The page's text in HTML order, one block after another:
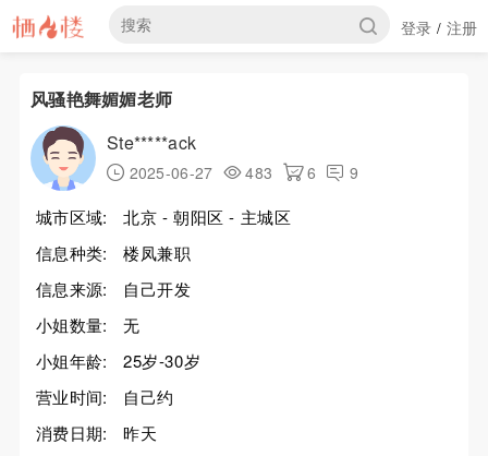
登录 / 注册
风骚艳舞媚媚老师
Ste*****ack
2025-06-27 483 6 9
城市区域:
北京 - 朝阳区 - 主城区
信息种类:
楼凤兼职
信息来源:
自己开发
小姐数量:
无
小姐年龄:
25岁-30岁
营业时间:
自己约
消费日期:
昨天